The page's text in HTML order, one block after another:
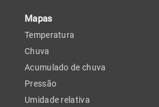
Mapas
Temperatura
Chuva
Acumulado de chuva
Pressão
Umidade relativa